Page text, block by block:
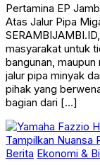
Pertamina EP
Atas Jalur Pipa
masyarakat untuk
bangunan,
jalur pipa minyak
pihak yang
bagian dari […]
Berita Ekonomi &